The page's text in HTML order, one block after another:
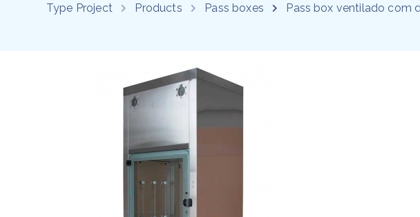
Type Project Products Pass boxes Pass box ventilado com